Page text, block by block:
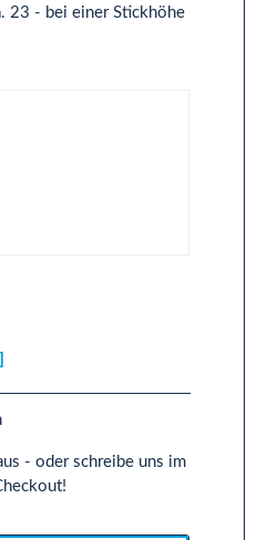
23 - bei einer Stickhöhe
- oder schreibe uns im